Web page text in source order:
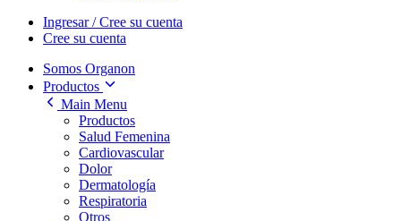
Ingresar / Cree su cuenta
Cree su cuenta
Somos Organon
Productos
Main Menu
Productos
Salud Femenina
Cardiovascular
Dolor
Dermatología
Respiratoria
Otros